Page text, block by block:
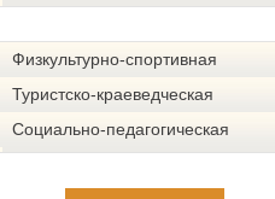
Физкультурно-спортивная
Туристско-краеведческая
Социально-педагогическая